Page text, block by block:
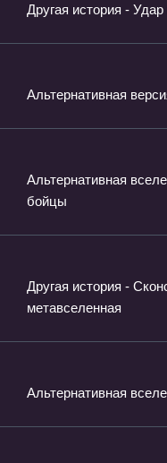
Другая история -
Альтернативная
Альтернативная
бойцы
Другая история -
метавселенная
Альтернативная